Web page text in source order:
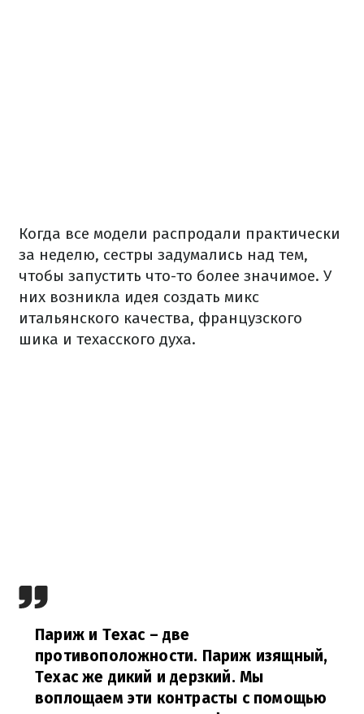
Когда все модели распродали практически
за неделю, сестры задумались над тем,
чтобы запустить что-то более значимое. У
них возникла идея создать микс
итальянского качества, французского
шика и техасского духа.
Париж и Техас – две
противоположности. Париж изящный,
Техас же дикий и дерзкий. Мы
воплощаем эти контрасты с помощью